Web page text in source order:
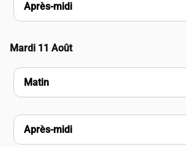
Après-midi
Mardi 11 Août
Matin
Après-midi